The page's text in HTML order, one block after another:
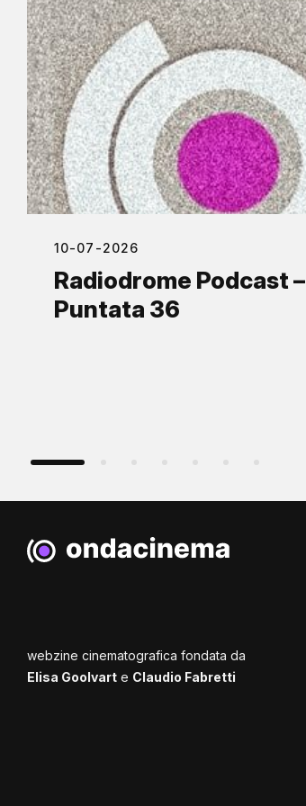
10-07-2026
Radiodrome Podcast –
Puntata 36
webzine cinematografica fondata da
Elisa Goolvart e Claudio Fabretti